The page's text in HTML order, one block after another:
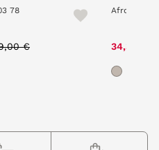
78
€
Afrodelic
34,30 €